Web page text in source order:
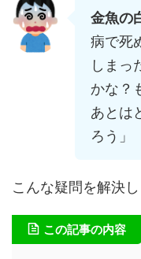
金魚の
病で死
しまっ
かな？
あとは
ろう」
こんな疑問を解決
この記事の内容